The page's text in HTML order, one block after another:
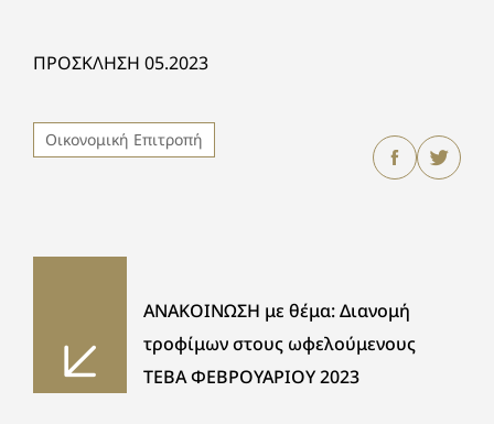
ΠΡΟΣΚΛΗΣΗ 05.2023
Οικονομική Επιτροπή
ΑΝΑΚΟΙΝΩΣΗ με θέμα: Διανομή
τροφίμων στους ωφελούμενους
ΤΕΒΑ ΦΕΒΡΟΥΑΡΙΟΥ 2023